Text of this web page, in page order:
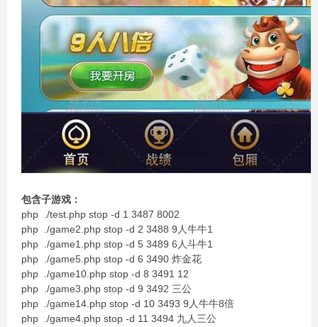
包含子游戏：
php ./test.php stop -d 1 3487 8002
php ./game2.php stop -d 2 3488 9人牛牛1
php ./game1.php stop -d 5 3489 6人斗牛1
php ./game5.php stop -d 6 3490 炸金花
php ./game10.php stop -d 8 3491 12
php ./game3.php stop -d 9 3492 三公
php ./game14.php stop -d 10 3493 9人牛牛8倍
php ./game4.php stop -d 11 3494 九人三公